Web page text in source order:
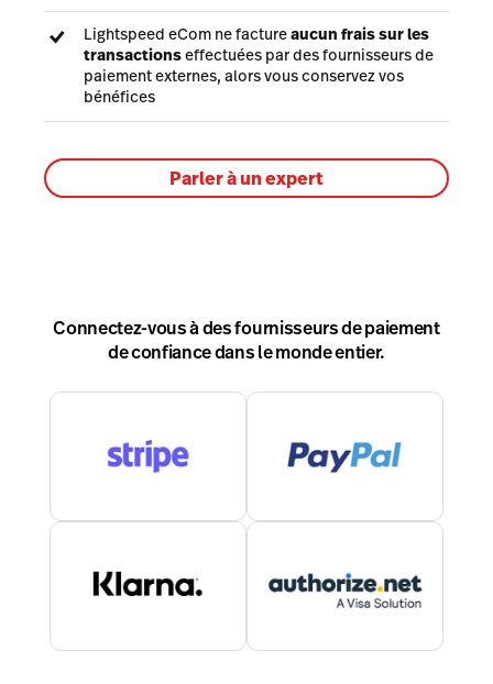
Lightspeed eCom ne factureaucun frais sur les
transactionseffectuées par des fournisseurs de
paiement externes, alors vous conservez vos
bénéfices
Parler à un expert
Connectez-vous à des fournisseurs de paiement
de confiance dans le monde entier.